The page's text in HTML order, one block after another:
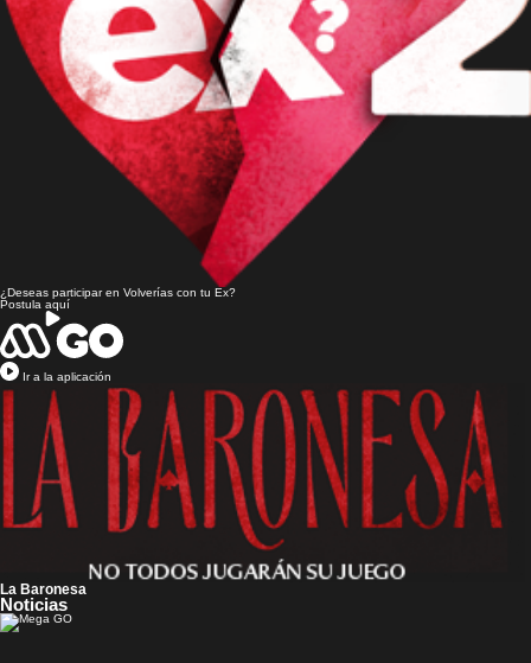
¿Deseas participar en Volverías con tu Ex?
Postula aquí
Ir a la aplicación
La Baronesa
Noticias